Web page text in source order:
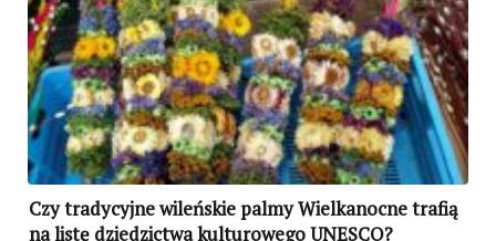
Czy tradycyjne wileńskie palmy Wielkanocne trafią
na listę dziedzictwa kulturowego UNESCO?